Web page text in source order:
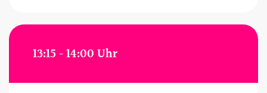
13:15 - 14:00 Uhr